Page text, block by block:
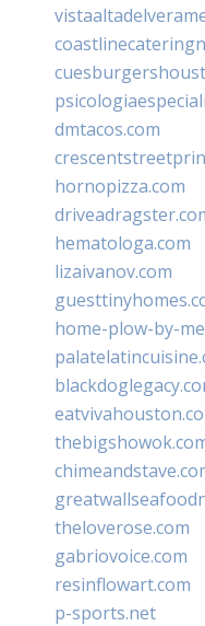
dmtacos.com
hornopizza.com
hematologa.com
lizaivanov.com
home-plow-by-
theloverose.com
gabriovoice.com
resinflowart.com
p-sports.net